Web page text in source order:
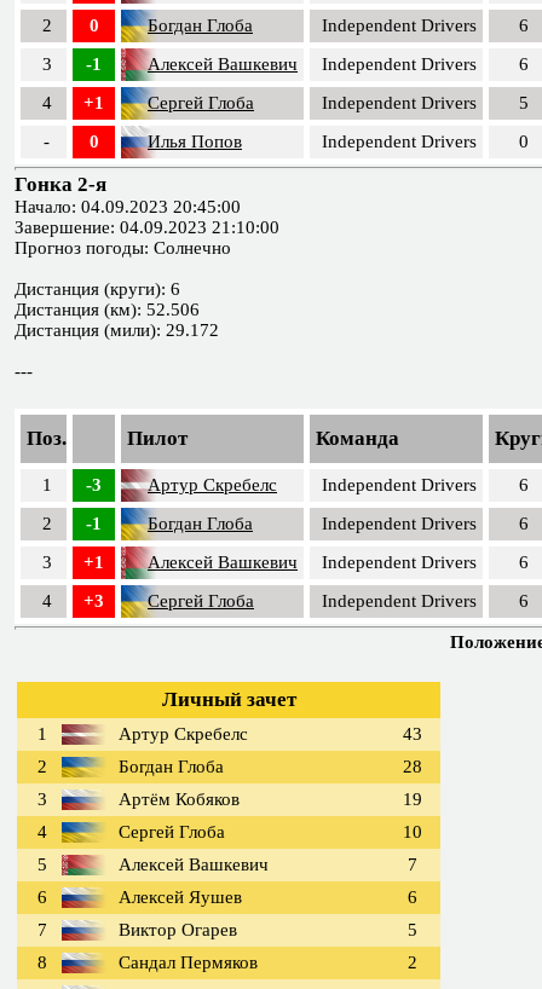
2
0 Богдан Глоба Independent Drivers
6
3
-1 Алексей Вашкевич Independent Drivers
6
4
+1 Сергей Глоба Independent Drivers
5
-
0 Илья Попов Independent Drivers 0
Гонка 2-я
Начало: 04.09.2023 20:45:00
Завершение: 04.09.2023 21:10:00
Прогноз погоды: Солнечно
Дистанция (круги): 6
Дистанция (км): 52.506
Дистанция (мили): 29.172
---
Поз. Пилот Команда
1 -3 Артур Скребелс Independent Drivers
6
2
-1 Богдан Глоба Independent Drivers
6
3
+1 Алексей Вашкевич Independent Drivers
6
4
+3 Сергей Глоба Independent Drivers 6
Положение
Личный зачет
1 Артур Скребелс
43
2
Богдан Глоба
28
3
Артём Кобяков
19
4
Сергей Глоба
10
5
Алексей Вашкевич
7
6
Алексей Яушев
6
7
Виктор Огарев
5
8
Сандал Пермяков
2